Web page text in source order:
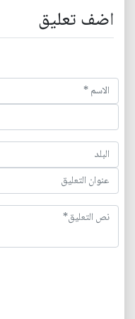
اضف تعليق